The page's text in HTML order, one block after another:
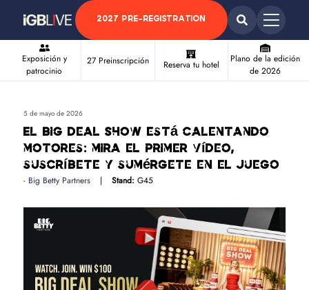
2027 PRE-REGISTRATION
Exposición y
patrocinio
27 Preinscripción Reserva tu hotel
Plano de la edición
de 2026
5 de mayo de 2026
El Big Deal Show está calentando
motores: mira el primer vídeo,
suscríbete y sumérgete en el juego
Big Betty Partners Stand: G45